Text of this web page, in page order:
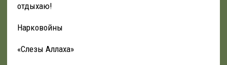
отдыхаю!
Нарковойны
«Слезы Аллаха»